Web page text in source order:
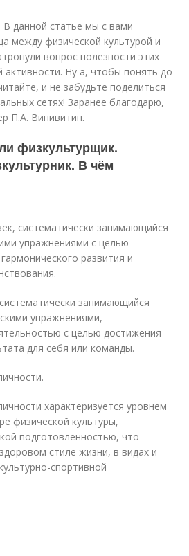
В данной статье мы с вами
между физической культурой и
вопрос полезности этих
активности. Ну а, чтобы понять до
и не забудьте поделиться
сетях! Заранее благодарю,
П.А. Винивитин.
физкультурщик.
В чём
систематически занимающийся
упражнениями с целью
развития и
занимающийся
упражнениями,
с целью достижения
для себя или команды.
характеризуется уровнем
физической культуры,
подготовленностью, что
стиле жизни, в видах и
спортивной